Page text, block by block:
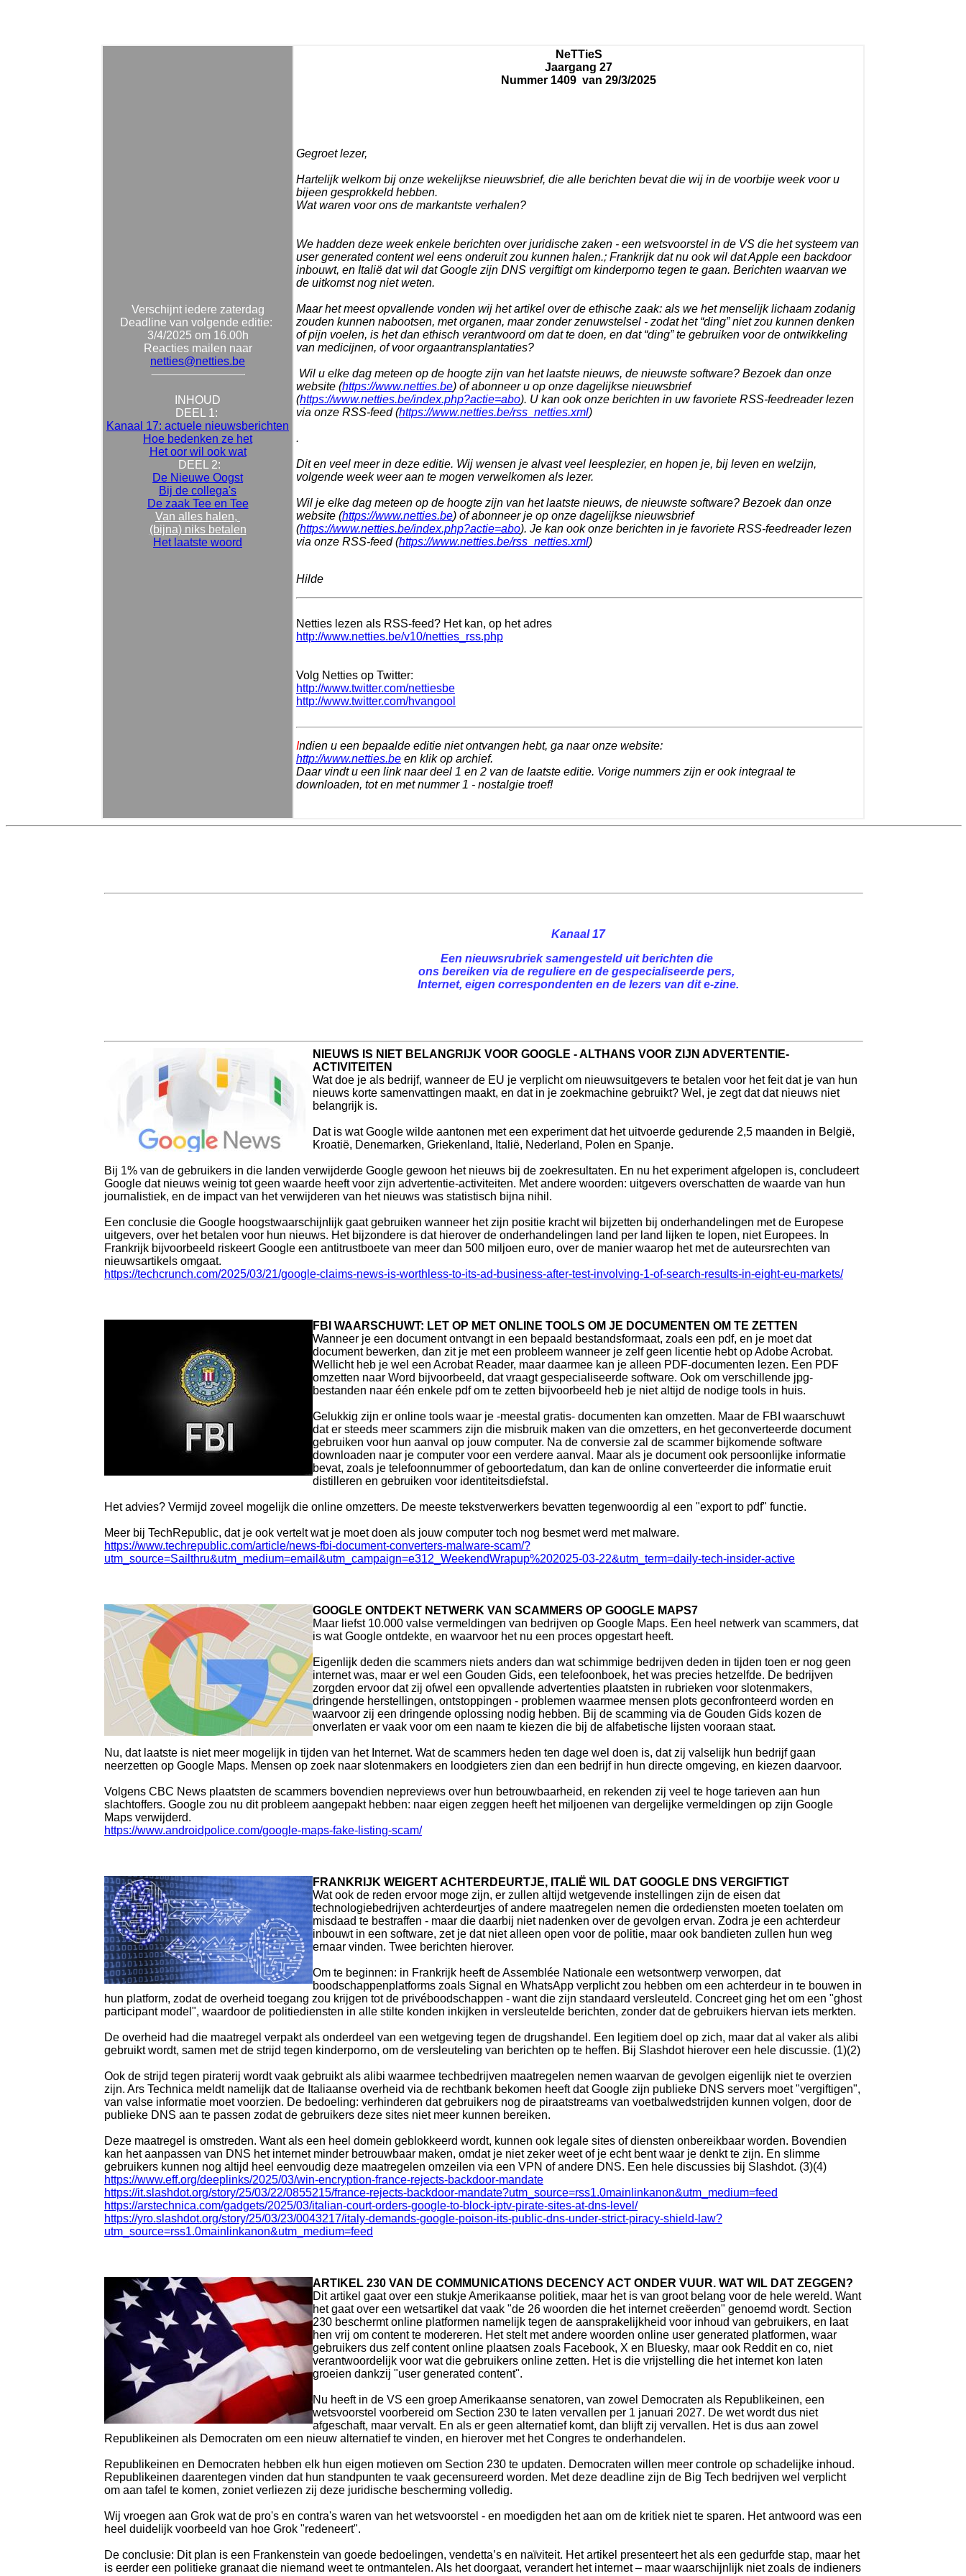
Verschijnt iedere zaterdag
Deadline van volgende editie:
3/4/2025 om 16.00h
Reacties mailen naar
netties@netties.be
INHOUD
DEEL 1:
Kanaal 17: actuele nieuwsberichten
Hoe bedenken ze het
Het oor wil ook wat
DEEL 2:
De Nieuwe Oogst
Bij de collega's
De zaak Tee en Tee
Van alles halen,
(bijna) niks betalen
Het laatste woord
NeTTieS
Jaargang 27
Nummer 1409 van 29/3/2025
Gegroet lezer,
Hartelijk welkom bij onze wekelijkse nieuwsbrief, die alle berichten bevat die wij in de voorbije week voor u
bijeen gesprokkeld hebben.
Wat waren voor ons de markantste verhalen?
We hadden deze week enkele berichten over juridische zaken - een wetsvoorstel in de VS die het systeem van
user generated content wel eens onderuit zou kunnen halen.; Frankrijk dat nu ook wil dat Apple een backdoor
inbouwt, en Italië dat wil dat Google zijn DNS vergiftigt om kinderporno tegen te gaan. Berichten waarvan we
de uitkomst nog niet weten.
Maar het meest opvallende vonden wij het artikel over de ethische zaak: als we het menselijk lichaam zodanig
zouden kunnen nabootsen, met organen, maar zonder zenuwstelsel - zodat het “ding” niet zou kunnen denken
of pijn voelen, is het dan ethisch verantwoord om dat te doen, en dat “ding” te gebruiken voor de ontwikkeling
van medicijnen, of voor orgaantransplantaties?
Wil u elke dag meteen op de hoogte zijn van het laatste nieuws, de nieuwste software? Bezoek dan onze
website (https://www.netties.be) of abonneer u op onze dagelijkse nieuwsbrief
(https://www.netties.be/index.php?actie=abo). U kan ook onze berichten in uw favoriete RSS-feedreader lezen
via onze RSS-feed (https://www.netties.be/rss_netties.xml)
.
Dit en veel meer in deze editie. Wij wensen je alvast veel leesplezier, en hopen je, bij leven en welzijn,
volgende week weer aan te mogen verwelkomen als lezer.
Wil je elke dag meteen op de hoogte zijn van het laatste nieuws, de nieuwste software? Bezoek dan onze
website (https://www.netties.be) of abonneer je op onze dagelijkse nieuwsbrief
(https://www.netties.be/index.php?actie=abo). Je kan ook onze berichten in je favoriete RSS-feedreader lezen
via onze RSS-feed (https://www.netties.be/rss_netties.xml)
Hilde
Netties lezen als RSS-feed? Het kan, op het adres
http://www.netties.be/v10/netties_rss.php
Volg Netties op Twitter:
http://www.twitter.com/nettiesbe
http://www.twitter.com/hvangool
Indien u een bepaalde editie niet ontvangen hebt, ga naar onze website:
http://www.netties.be en klik op archief.
Daar vindt u een link naar deel 1 en 2 van de laatste editie. Vorige nummers zijn er ook integraal te
downloaden, tot en met nummer 1 - nostalgie troef!
Kanaal 17
Een nieuwsrubriek samengesteld uit berichten die
ons bereiken via de reguliere en de gespecialiseerde pers,
Internet, eigen correspondenten en de lezers van dit e-zine.
NIEUWS IS NIET BELANGRIJK VOOR GOOGLE - ALTHANS VOOR ZIJN ADVERTENTIE-
ACTIVITEITEN
Wat doe je als bedrijf, wanneer de EU je verplicht om nieuwsuitgevers te betalen voor het feit dat je van hun
nieuws korte samenvattingen maakt, en dat in je zoekmachine gebruikt? Wel, je zegt dat dat nieuws niet
belangrijk is.
Dat is wat Google wilde aantonen met een experiment dat het uitvoerde gedurende 2,5 maanden in België,
Kroatië, Denemarken, Griekenland, Italië, Nederland, Polen en Spanje.
Bij 1% van de gebruikers in die landen verwijderde Google gewoon het nieuws bij de zoekresultaten. En nu het experiment afgelopen is, concludeert
Google dat nieuws weinig tot geen waarde heeft voor zijn advertentie-activiteiten. Met andere woorden: uitgevers overschatten de waarde van hun
journalistiek, en de impact van het verwijderen van het nieuws was statistisch bijna nihil.
Een conclusie die Google hoogstwaarschijnlijk gaat gebruiken wanneer het zijn positie kracht wil bijzetten bij onderhandelingen met de Europese
uitgevers, over het betalen voor hun nieuws. Het bijzondere is dat hierover de onderhandelingen land per land lijken te lopen, niet Europees. In
Frankrijk bijvoorbeeld riskeert Google een antitrustboete van meer dan 500 miljoen euro, over de manier waarop het met de auteursrechten van
nieuwsartikels omgaat.
https://techcrunch.com/2025/03/21/google-claims-news-is-worthless-to-its-ad-business-after-test-involving-1-of-search-results-in-eight-eu-markets/
FBI WAARSCHUWT: LET OP MET ONLINE TOOLS OM JE DOCUMENTEN OM TE ZETTEN
Wanneer je een document ontvangt in een bepaald bestandsformaat, zoals een pdf, en je moet dat
document bewerken, dan zit je met een probleem wanneer je zelf geen licentie hebt op Adobe Acrobat.
Wellicht heb je wel een Acrobat Reader, maar daarmee kan je alleen PDF-documenten lezen. Een PDF
omzetten naar Word bijvoorbeeld, dat vraagt gespecialiseerde software. Ook om verschillende jpg-
bestanden naar één enkele pdf om te zetten bijvoorbeeld heb je niet altijd de nodige tools in huis.
Gelukkig zijn er online tools waar je -meestal gratis- documenten kan omzetten. Maar de FBI waarschuwt
dat er steeds meer scammers zijn die misbruik maken van die omzetters, en het geconverteerde document
gebruiken voor hun aanval op jouw computer. Na de conversie zal de scammer bijkomende software
downloaden naar je computer voor een verdere aanval. Maar als je document ook persoonlijke informatie
bevat, zoals je telefoonnummer of geboortedatum, dan kan de online converteerder die informatie eruit
distilleren en gebruiken voor identiteitsdiefstal.
Het advies? Vermijd zoveel mogelijk die online omzetters. De meeste tekstverwerkers bevatten tegenwoordig al een "export to pdf" functie.
Meer bij TechRepublic, dat je ook vertelt wat je moet doen als jouw computer toch nog besmet werd met malware.
https://www.techrepublic.com/article/news-fbi-document-converters-malware-scam/?
utm_source=Sailthru&utm_medium=email&utm_campaign=e312_WeekendWrapup%202025-03-22&utm_term=daily-tech-insider-active
GOOGLE ONTDEKT NETWERK VAN SCAMMERS OP GOOGLE MAPS7
Maar liefst 10.000 valse vermeldingen van bedrijven op Google Maps. Een heel netwerk van scammers, dat
is wat Google ontdekte, en waarvoor het nu een proces opgestart heeft.
Eigenlijk deden die scammers niets anders dan wat schimmige bedrijven deden in tijden toen er nog geen
internet was, maar er wel een Gouden Gids, een telefoonboek, het was precies hetzelfde. De bedrijven
zorgden ervoor dat zij ofwel een opvallende advertenties plaatsten in rubrieken voor slotenmakers,
dringende herstellingen, ontstoppingen - problemen waarmee mensen plots geconfronteerd worden en
waarvoor zij een dringende oplossing nodig hebben. Bij de scamming via de Gouden Gids kozen de
onverlaten er vaak voor om een naam te kiezen die bij de alfabetische lijsten vooraan staat.
Nu, dat laatste is niet meer mogelijk in tijden van het Internet. Wat de scammers heden ten dage wel doen is, dat zij valselijk hun bedrijf gaan
neerzetten op Google Maps. Mensen op zoek naar slotenmakers en loodgieters zien dan een bedrijf in hun directe omgeving, en kiezen daarvoor.
Volgens CBC News plaatsten de scammers bovendien nepreviews over hun betrouwbaarheid, en rekenden zij veel te hoge tarieven aan hun
slachtoffers. Google zou nu dit probleem aangepakt hebben: naar eigen zeggen heeft het miljoenen van dergelijke vermeldingen op zijn Google
Maps verwijderd.
https://www.androidpolice.com/google-maps-fake-listing-scam/
FRANKRIJK WEIGERT ACHTERDEURTJE, ITALIË WIL DAT GOOGLE DNS VERGIFTIGT
Wat ook de reden ervoor moge zijn, er zullen altijd wetgevende instellingen zijn de eisen dat
technologiebedrijven achterdeurtjes of andere maatregelen nemen die ordediensten moeten toelaten om
misdaad te bestraffen - maar die daarbij niet nadenken over de gevolgen ervan. Zodra je een achterdeur
inbouwt in een software, zet je dat niet alleen open voor de politie, maar ook bandieten zullen hun weg
ernaar vinden. Twee berichten hierover.
Om te beginnen: in Frankrijk heeft de Assemblée Nationale een wetsontwerp verworpen, dat
boodschappenplatforms zoals Signal en WhatsApp verplicht zou hebben om een achterdeur in te bouwen in
hun platform, zodat de overheid toegang zou krijgen tot de privéboodschappen - want die zijn standaard versleuteld. Concreet ging het om een "ghost
participant model", waardoor de politiediensten in alle stilte konden inkijken in versleutelde berichten, zonder dat de gebruikers hiervan iets merkten.
De overheid had die maatregel verpakt als onderdeel van een wetgeving tegen de drugshandel. Een legitiem doel op zich, maar dat al vaker als alibi
gebruikt wordt, samen met de strijd tegen kinderporno, om de versleuteling van berichten op te heffen. Bij Slashdot hierover een hele discussie. (1)(2)
Ook de strijd tegen piraterij wordt vaak gebruikt als alibi waarmee techbedrijven maatregelen nemen waarvan de gevolgen eigenlijk niet te overzien
zijn. Ars Technica meldt namelijk dat de Italiaanse overheid via de rechtbank bekomen heeft dat Google zijn publieke DNS servers moet "vergiftigen",
van valse informatie moet voorzien. De bedoeling: verhinderen dat gebruikers nog de piraatstreams van voetbalwedstrijden kunnen volgen, door de
publieke DNS aan te passen zodat de gebruikers deze sites niet meer kunnen bereiken.
Deze maatregel is omstreden. Want als een heel domein geblokkeerd wordt, kunnen ook legale sites of diensten onbereikbaar worden. Bovendien
kan het aanpassen van DNS het internet minder betrouwbaar maken, omdat je niet zeker weet of je echt bent waar je denkt te zijn. En slimme
gebruikers kunnen nog altijd heel eenvoudig deze maatregelen omzeilen via een VPN of andere DNS. Een hele discussies bij Slashdot. (3)(4)
https://www.eff.org/deeplinks/2025/03/win-encryption-france-rejects-backdoor-mandate
https://it.slashdot.org/story/25/03/22/0855215/france-rejects-backdoor-mandate?utm_source=rss1.0mainlinkanon&utm_medium=feed
https://arstechnica.com/gadgets/2025/03/italian-court-orders-google-to-block-iptv-pirate-sites-at-dns-level/
https://yro.slashdot.org/story/25/03/23/0043217/italy-demands-google-poison-its-public-dns-under-strict-piracy-shield-law?
utm_source=rss1.0mainlinkanon&utm_medium=feed
ARTIKEL 230 VAN DE COMMUNICATIONS DECENCY ACT ONDER VUUR. WAT WIL DAT ZEGGEN?
Dit artikel gaat over een stukje Amerikaanse politiek, maar het is van groot belang voor de hele wereld. Want
het gaat over een wetsartikel dat vaak "de 26 woorden die het internet creëerden" genoemd wordt. Section
230 beschermt online platformen namelijk tegen de aansprakelijkheid voor inhoud van gebruikers, en laat
hen vrij om content te modereren. Het stelt met andere woorden online user generated platformen, waar
gebruikers dus zelf content online plaatsen zoals Facebook, X en Bluesky, maar ook Reddit en co, niet
verantwoordelijk voor wat die gebruikers online zetten. Het is die vrijstelling die het internet kon laten
groeien dankzij "user generated content".
Nu heeft in de VS een groep Amerikaanse senatoren, van zowel Democraten als Republikeinen, een
wetsvoorstel voorbereid om Section 230 te laten vervallen per 1 januari 2027. De wet wordt dus niet
afgeschaft, maar vervalt. En als er geen alternatief komt, dan blijft zij vervallen. Het is dus aan zowel
Republikeinen als Democraten om een nieuw alternatief te vinden, en hierover met het Congres te onderhandelen.
Republikeinen en Democraten hebben elk hun eigen motieven om Section 230 te updaten. Democraten willen meer controle op schadelijke inhoud.
Republikeinen daarentegen vinden dat hun standpunten te vaak gecensureerd worden. Met deze deadline zijn de Big Tech bedrijven wel verplicht
om aan tafel te komen, zoniet verliezen zij deze juridische bescherming volledig.
Wij vroegen aan Grok wat de pro's en contra's waren van het wetsvoorstel - en moedigden het aan om de kritiek niet te sparen. Het antwoord was een
heel duidelijk voorbeeld van hoe Grok "redeneert".
De conclusie: Dit plan is een Frankenstein van goede bedoelingen, vendetta’s en naïviteit. Het artikel presenteert het als een gedurfde stap, maar het
is eerder een politieke granaat die niemand weet te ontmantelen. Als het doorgaat, verandert het internet – maar waarschijnlijk niet zoals de indieners